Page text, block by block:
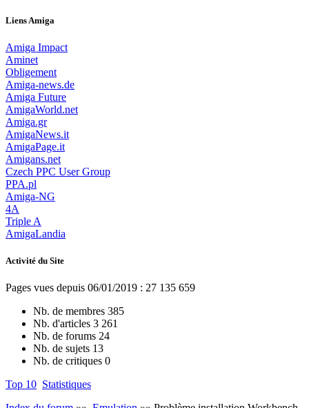
Liens Amiga
Amiga Impact
Aminet
Obligement
Amiga-news.de
Amiga Future
AmigaWorld.net
Amiga.gr
AmigaNews.it
AmigaPage.it
Amigans.net
Czech PPC User Group
PPA.pl
Amiga-NG
4A
Triple A
AmigaLandia
Activité du Site
Pages vues depuis 06/01/2019 : 27 135 659
Nb. de membres 385
Nb. d'articles 3 261
Nb. de forums 24
Nb. de sujets 13
Nb. de critiques 0
Top 10 Statistiques